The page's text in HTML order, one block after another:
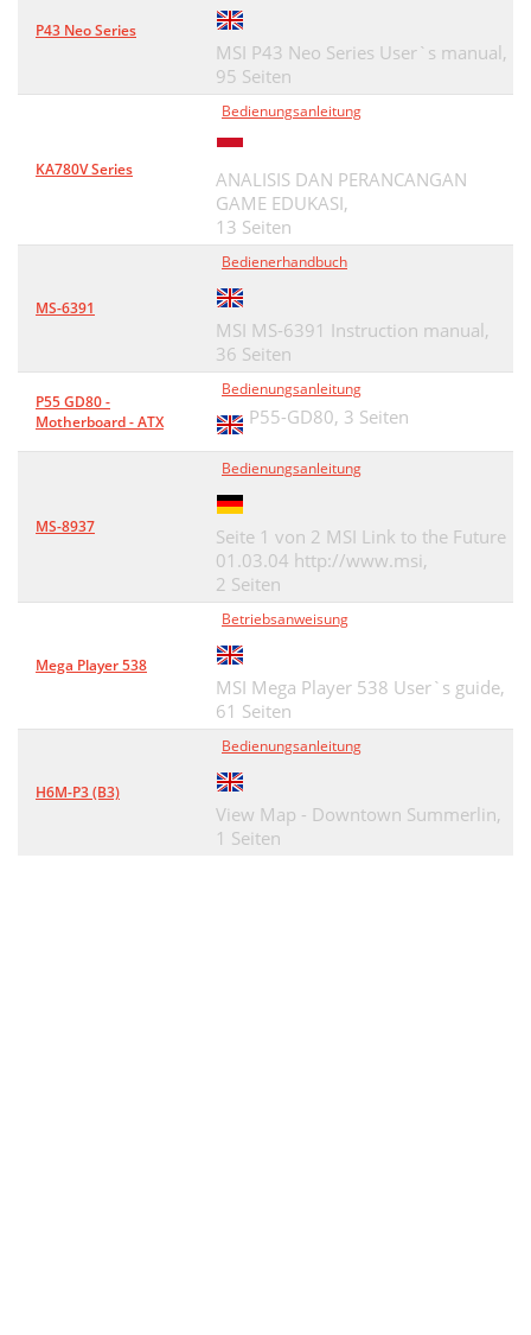
P43 Neo Series
MSI P43 Neo Series User`s manual,
95 Seiten
KA780V Series
Bedienungsanleitung
ANALISIS DAN PERANCANGAN
GAME EDUKASI,
13 Seiten
MS-6391
Bedienerhandbuch
MSI MS-6391 Instruction manual,
36 Seiten
P55 GD80 -
Motherboard - ATX
Bedienungsanleitung
P55-GD80, 3 Seiten
MS-8937
Bedienungsanleitung
Seite 1 von 2 MSI Link to the Future
01.03.04 http://www.msi,
2 Seiten
Mega Player 538
Betriebsanweisung
MSI Mega Player 538 User`s guide,
61 Seiten
H6M-P3 (B3)
Bedienungsanleitung
View Map - Downtown Summerlin,
1 Seiten